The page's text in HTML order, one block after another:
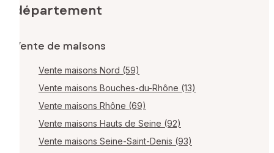
département
Vente de maisons
Vente maisons Nord (59)
Vente maisons Bouches-du-Rhône (13)
Vente maisons Rhône (69)
Vente maisons Hauts de Seine (92)
Vente maisons Seine-Saint-Denis (93)